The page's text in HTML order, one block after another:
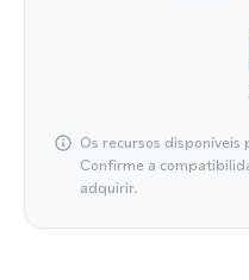
Os recursos
Confirme a
adquirir.